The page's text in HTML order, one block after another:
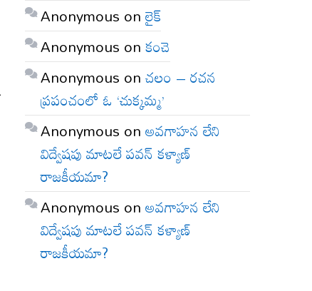
Anonymous onలైక్
Anonymous onకంచె
Anonymous onచలం – రచన
ప్రపంచంలో ఓ ‘చుక్కమ్మ’
Anonymous onఅవగాహన లేని
విద్వేషపు మాటలే పవన్ కళ్యాణ్
రాజకీయమా?
Anonymous onఅవగాహన లేని
విద్వేషపు మాటలే పవన్ కళ్యాణ్
రాజకీయమా?